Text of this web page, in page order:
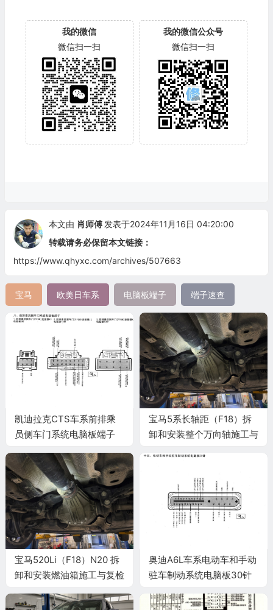
我的微信
微信扫一扫
我的微信公众号
微信扫一扫
本文由 肖师傅 发表于2024年11月16日 04:20:00
转载请务必保留本文链接：
https://www.qhyxc.com/archives/507663
宝马 欧美日车系 电脑板端子 端子速查
凯迪拉克CTS车系前排乘
员侧车门系统电脑板端子
宝马5系长轴距（F18）拆
卸和安装整个万向轴施工与
宝马520Li（F18）N20 拆
卸和安装燃油箱施工与复检
奥迪A6L车系电动车和手动
驻车制动系统电脑板30针